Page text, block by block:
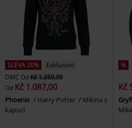
SLEVA 20%
Exkluzivní
DMC Od Kč 1.359,99
Od Kč 1.087,00
Phoenix Harry Potter
Mikina s
kapucí
%
Kč